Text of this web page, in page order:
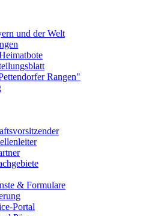
und der Welt
Rangen"
& Formulare
Portal